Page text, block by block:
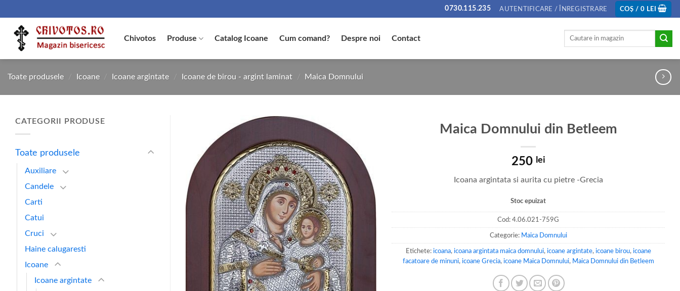
to
content
0730.115.235 AUTENTIFICARE / ÎNREGISTRARE COȘ /0 LEI
Chivotos Produse Catalog Icoane Cum comand? Despre noi Contact
Caută
Toate produsele / Icoane / Icoane argintate / Icoane de birou - argint laminat / Maica Domnului
CATEGORII PRODUSE
Toate produsele
Auxiliare
Candele
Carti
Catui
Cruci
Haine calugaresti
Icoane
Icoane argintate
Maica Domnului din Betleem
250 lei
Icoana argintata si aurita cu pietre -Grecia
Stoc epuizat
Cod:4.06.021-759G
Categorie: Maica Domnului
Etichete: icoana, icoana argintata maica domnului, icoane argintate, icoane birou, icoane
facatoare de minuni, icoane Grecia, icoane Maica Domnului, Maica Domnului din Betleem